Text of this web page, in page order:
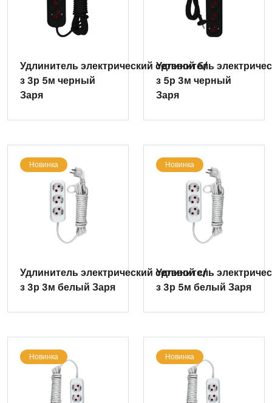
Удлинитель электрический сетевой б/
з 3р 5м черный
Заря
Удлинитель
з 5р 3м черный
Заря
Новинка
Удлинитель электрический сетевой с/
з 3р 3м белый Заря
Новинка
Удлинитель
з 3р 5м белый Заря
Новинка Новинка